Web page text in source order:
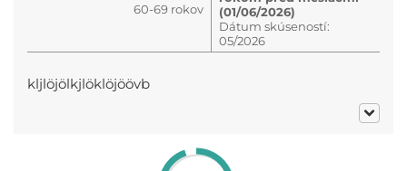
60-69 rokov
(01/06/2026)
Dátum skúseností:
05/2026
kljlöjölkjlöklöjöövb